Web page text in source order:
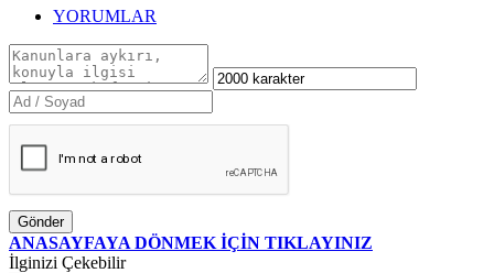
YORUMLAR
Gönder
ANASAYFAYA DÖNMEK İÇİN TIKLAYINIZ
İlginizi Çekebilir